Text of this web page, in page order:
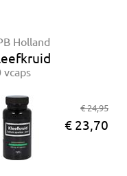
Holland
vcaps
€ 24,95
€ 23,70